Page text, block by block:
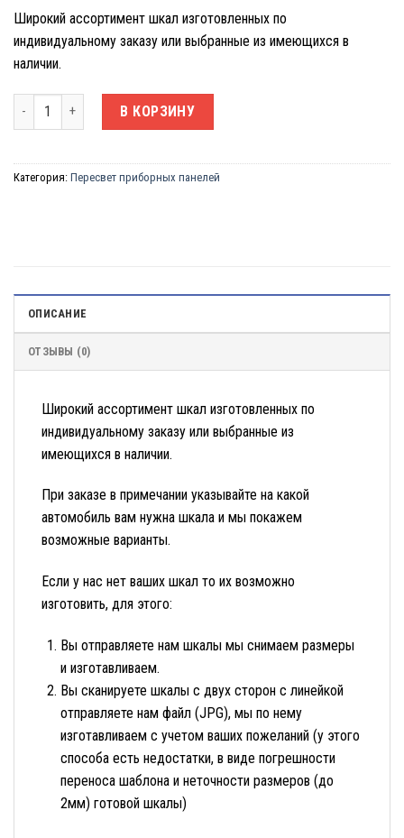
Широкий ассортимент шкал изготовленных по
индивидуальному заказу или выбранные из имеющихся в
наличии.
Количество товара Шкалы на приборную панель
В КОРЗИНУ
Категория: Пересвет приборных панелей
ОПИСАНИЕ
ОТЗЫВЫ (0)
Широкий ассортимент шкал изготовленных по
индивидуальному заказу или выбранные из
имеющихся в наличии.
При заказе в примечании указывайте на какой
автомобиль вам нужна шкала и мы покажем
возможные варианты.
Если у нас нет ваших шкал то их возможно
изготовить, для этого:
Вы отправляете нам шкалы мы снимаем размеры
и изготавливаем.
Вы сканируете шкалы с двух сторон с линейкой
отправляете нам файл (JPG), мы по нему
изготавливаем с учетом ваших пожеланий (у этого
способа есть недостатки, в виде погрешности
переноса шаблона и неточности размеров (до
2мм) готовой шкалы)